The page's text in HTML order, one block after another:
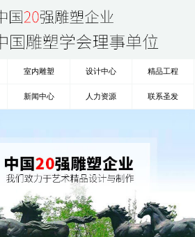
室内雕塑 设计中心 精品工程
新闻中心 人力资源 联系圣发